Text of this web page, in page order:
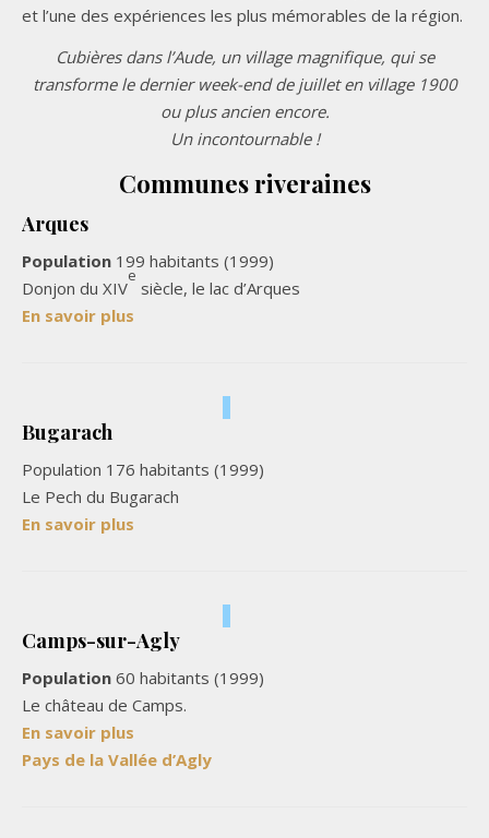
et l’une des expériences les plus mémorables de la région.
Cubières dans l’Aude, un village magnifique, qui se
transforme le dernier week-end de juillet en village 1900
ou plus ancien encore.
Un incontournable !
Communes riveraines
Arques
Population 199 habitants (1999)
Donjon du XIV
e
siècle, le lac d’Arques
En savoir plus
Bugarach
Population 176 habitants (1999)
Le Pech du Bugarach
En savoir plus
Camps-sur-Agly
Population 60 habitants (1999)
Le château de Camps.
En savoir plus
Pays de la Vallée d’Agly